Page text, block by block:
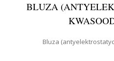
BLUZA
Bluza